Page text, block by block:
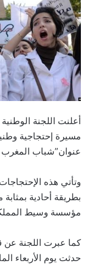
أعلنت اللجنة
عنوان”شباب
وتأتي هذه
بطريقة أحادية
مؤسسة وسيط
كما عبرت اللجنة عن
حدثت يوم الأربعاء